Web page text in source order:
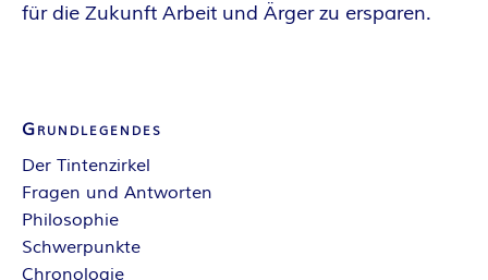
für die Zukunft Arbeit und Ärger zu ersparen.
Grundlegendes
Der Tintenzirkel
Fragen und Antworten
Philosophie
Schwerpunkte
Chronologie